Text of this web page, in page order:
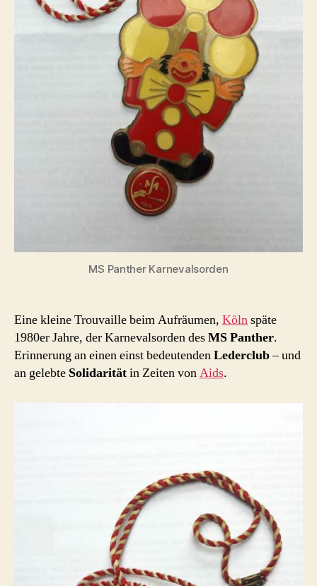
MS Panther Karnevalsorden
Eine kleine Trouvaille beim Aufräumen, Kölnspäte
1980er Jahre, der Karnevalsorden desMS Panther.
Erinnerung an einen einst bedeutendenLederclub– und
an gelebte Solidaritätin Zeiten vonAids.